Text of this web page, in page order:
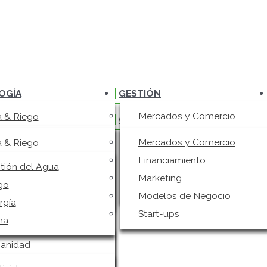
& Riego
del Agua
GESTIÓN
Mercados y Comercio
& Riego
del Agua
GESTIÓN
Mercados y Comercio
Financiamiento
Marketing
Modelos de Negocio
Start-ups